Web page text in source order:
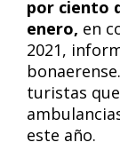
por ciento
enero, en
2021,
turistas
este año.